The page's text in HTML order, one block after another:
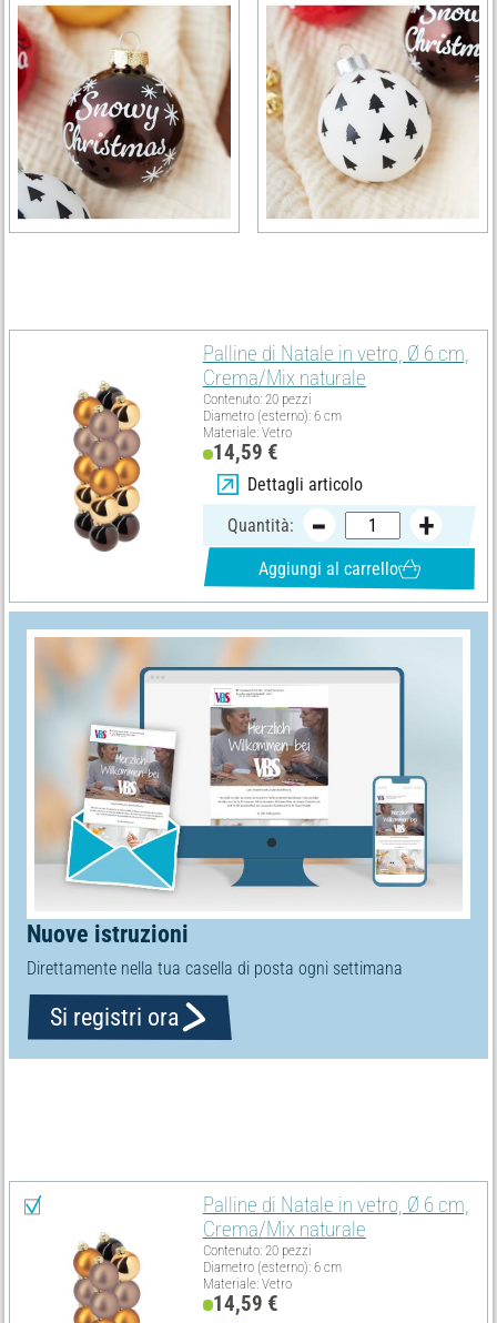
Palline di Natale in vetro, Ø 6 cm,
Crema/Mix naturale
Contenuto: 20 pezzi
Diametro (esterno): 6 cm
Materiale: Vetro
14,59 €
Dettagli articolo
Quantità:
Aggiungi al carrello
Nuove istruzioni
Direttamente nella tua casella di posta ogni settimana
Si registri ora
Palline di Natale in vetro, Ø 6 cm,
Crema/Mix naturale
Contenuto: 20 pezzi
Diametro (esterno): 6 cm
Materiale: Vetro
14,59 €